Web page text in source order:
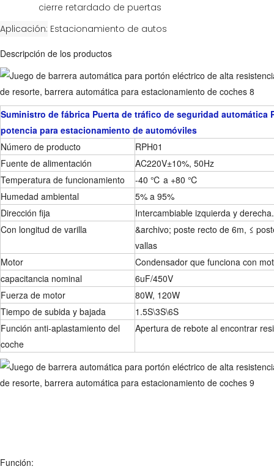
cierre retardado de puertas
Aplicación Estacionamiento de autos
Descripción de los productos
Suministro de fábrica Puerta de tráfico de seguridad automática
potencia para estacionamiento de automóviles
Número de producto
RPH01
Fuente de alimentación
AC220V±10%, 50Hz
Temperatura de funcionamiento
-40 ℃ a +80 ℃
Humedad ambiental
5% a 95%
Dirección fija
Intercambiable izquierda y derecha.
Con longitud de varilla
&archivo; poste recto de 6m, ≤
vallas
Motor
Condensador que funciona con
capacitancia nominal
6uF/450V
Fuerza de motor
80W, 120W
Tiempo de subida y bajada
1.5S\3S\6S
Función anti-aplastamiento del
coche
Apertura de rebote al encontrar
Función: